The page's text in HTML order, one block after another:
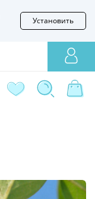
Установить